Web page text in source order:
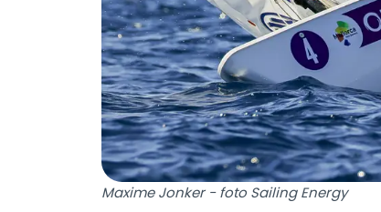
Maxime Jonker - foto Sailing Energy